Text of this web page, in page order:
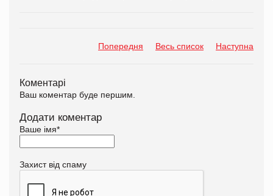
Попередня Весь список Наступна
Коментарі
Ваш коментар буде першим.
Додати коментар
Ваше імя*
Захист від спаму